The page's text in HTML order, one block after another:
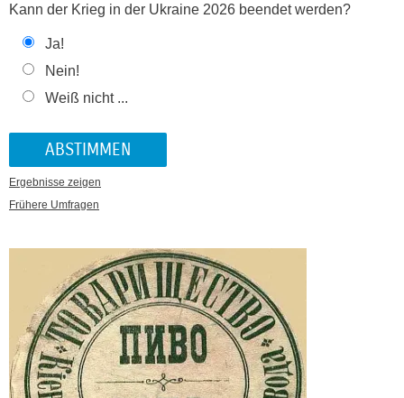
Kann der Krieg in der Ukraine 2026 beendet werden?
Ja!
Nein!
Weiß nicht ...
Ergebnisse zeigen
Frühere Umfragen